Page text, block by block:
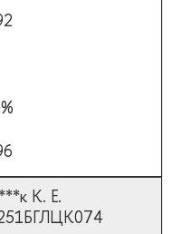
К. Е.